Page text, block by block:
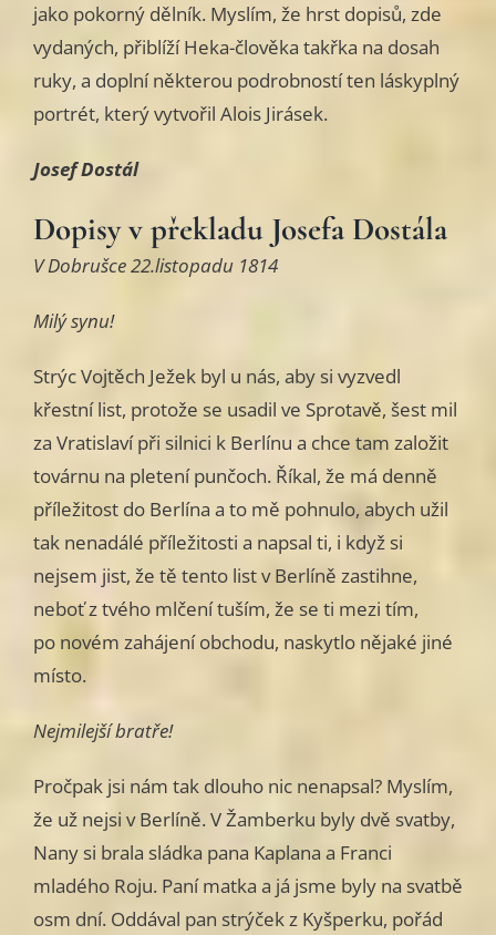
jako pokorný dělník. Myslím, že hrst dopisů, zde
vydaných, přiblíží Heka-člověka takřka na dosah
ruky, a doplní některou podrobností ten láskyplný
portrét, který vytvořil Alois Jirásek.
Josef Dostál
Dopisy v překladu Josefa Dostála
V Dobrušce 22.listopadu 1814
Milý synu!
Strýc Vojtěch Ježek byl u nás, aby si vyzvedl
křestní list, protože se usadil ve Sprotavě, šest mil
za Vratislaví při silnici k Berlínu a chce tam založit
továrnu na pletení punčoch. Říkal, že má denně
příležitost do Berlína a to mě pohnulo, abych užil
tak nenadálé příležitosti a napsal ti, i když si
nejsem jist, že tě tento list v Berlíně zastihne,
neboť z tvého mlčení tuším, že se ti mezi tím,
po novém zahájení obchodu, naskytlo nějaké jiné
místo.
Nejmilejší bratře!
Pročpak jsi nám tak dlouho nic nenapsal? Myslím,
že už nejsi v Berlíně. V Žamberku byly dvě svatby,
Nany si brala sládka pana Kaplana a Franci
mladého Roju. Paní matka a já jsme byly na svatbě
osm dní. Oddával pan strýček z Kyšperku, pořád